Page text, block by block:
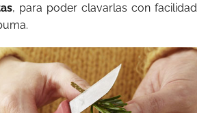
, para poder clavarlas con facilidad